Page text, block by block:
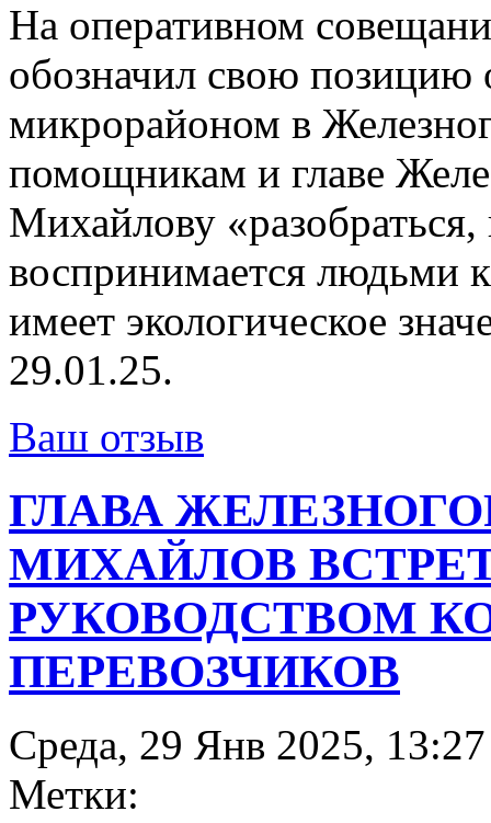
На оперативном
обозначил свою позицию
микрорайоном в
помощникам и главе
Михайлову «разобраться,
воспринимается людьми
имеет экологическое
29.01.25.
Ваш отзыв
ГЛАВА
МИХАЙЛОВ
РУКОВОДСТВОМ
ПЕРЕВОЗЧИКОВ
Среда, 29 Янв 2025,
Метки: